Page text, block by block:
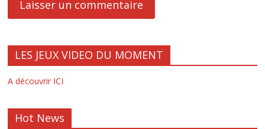
LES JEUX VIDEO DU MOMENT
A découvrir ICI
Hot News